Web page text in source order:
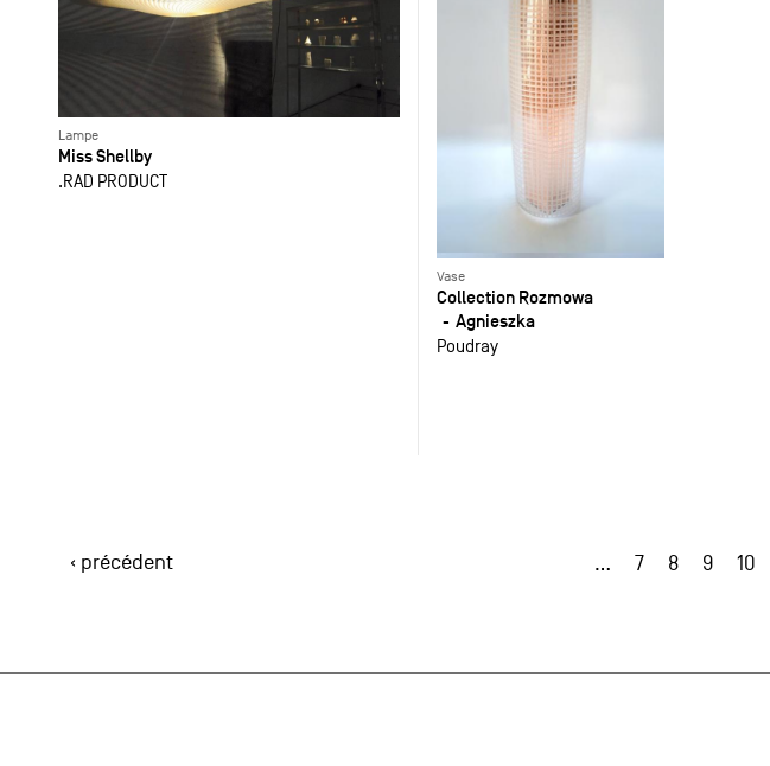
Lampe
Miss Shellby
.RAD PRODUCT
Vase
Collection Rozmowa
Agnieszka
Poudray
‹ précédent … 7 8 9 10